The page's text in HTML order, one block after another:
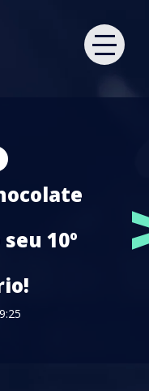
10º